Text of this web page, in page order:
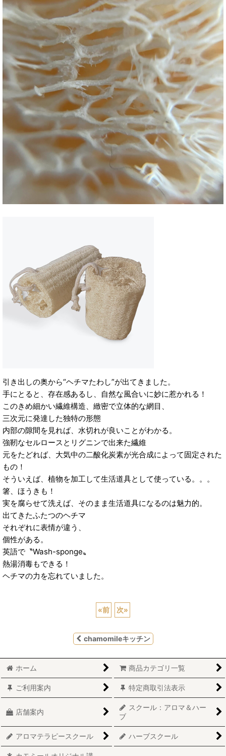
引き出しの奥から“ヘチマたわし”が出てきました。
手にとると、存在感あるし、自然な風合いに妙に惹かれる！
このきめ細かい繊維構造、緻密で立体的な網目、
三次元に発達した独特の形態
内部の隙間を見れば、水切れが良いことがわかる。
強靭なセルロースとリグニンで出来た繊維
元をたどれば、大気中の二酸化炭素が光合成によって固定された
もの！
そういえば、植物を加工して生活道具として使っている。。。
箸、ほうきも！
実を腐らせて洗えば、そのまま生活道具になるのは魅力的。
出てきたふたつのヘチマ
それぞれに表情が違う、
個性がある。
英語で〝Wash-sponge〟
熱湯消毒もできる！
ヘチマの力を忘れていました。
«前 次»
chamomileキッチン
ホーム 商品カテゴリ一覧
ご利用案内 特定商取引法表示
店舗案内
スクール：アロマ＆ハー
ブ
アロマテラピースクール ハーブスクール